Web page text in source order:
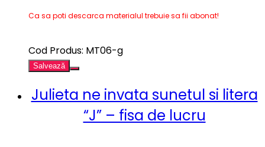
Ca sa poti descarca materialul trebuie sa fii abonat!
Cod Produs: MT06-g
Salvează
Julieta ne invata sunetul si litera
“J” – fisa de lucru